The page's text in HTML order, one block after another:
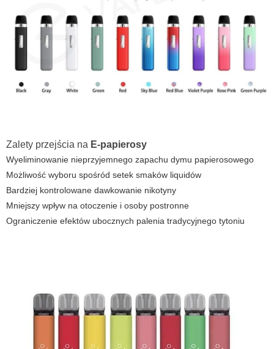
Zalety przejścia na E-papierosy
Wyeliminowanie nieprzyjemnego zapachu dymu papierosowego
Możliwość wyboru spośród setek smaków liquidów
Bardziej kontrolowane dawkowanie nikotyny
Mniejszy wpływ na otoczenie i osoby postronne
Ograniczenie efektów ubocznych palenia tradycyjnego tytoniu